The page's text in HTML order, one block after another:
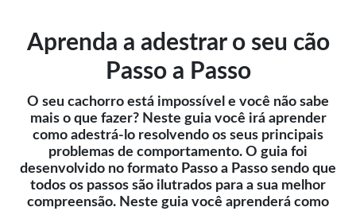
Aprenda a adestrar o seu cão
Passo a Passo
O seu cachorro está impossível e você não sabe
mais o que fazer? Neste guia você irá aprender
como adestrá-lo resolvendo os seus principais
problemas de comportamento. O guia foi
desenvolvido no formato Passo a Passo sendo que
todos os passos são ilutrados para a sua melhor
compreensão. Neste guia você aprenderá como